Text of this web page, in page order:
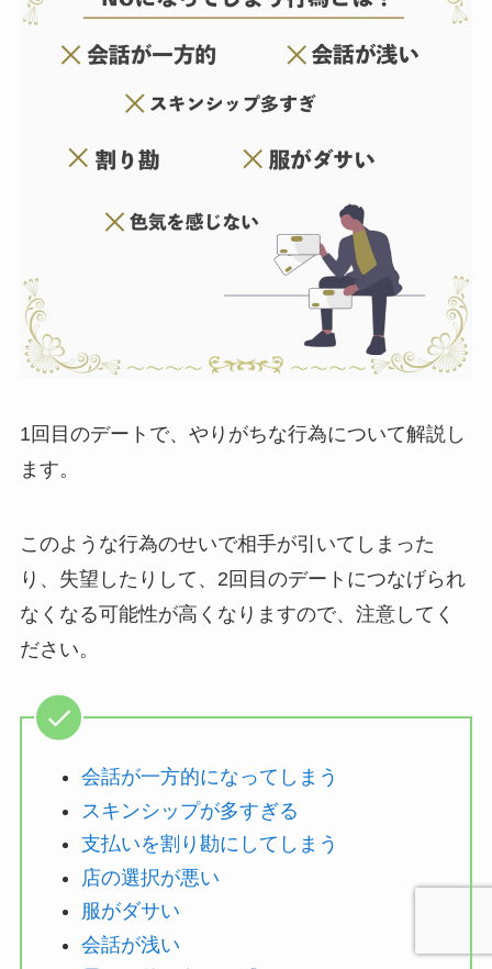
1回目のデートで、やりがちな行為について解説し
ます。
このような行為のせいで相手が引いてしまった
り、失望したりして、2回目のデートにつなげられ
なくなる可能性が高くなりますので、注意してく
ださい。
会話が一方的になってしまう
スキンシップが多すぎる
支払いを割り勘にしてしまう
店の選択が悪い
服がダサい
会話が浅い